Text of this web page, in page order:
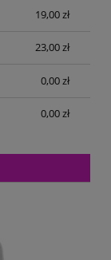
19,00 zł
23,00 zł
0,00 zł
0,00 zł